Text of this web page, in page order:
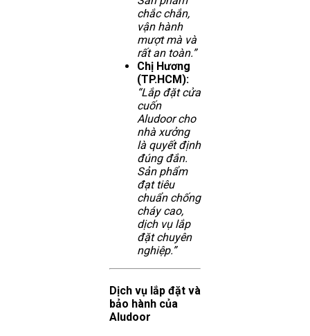
chắc chắn,
vận hành
mượt mà và
rất an toàn.”
Chị Hương
(TP.HCM):
“Lắp đặt cửa
cuốn
Aludoor cho
nhà xưởng
là quyết định
đúng đắn.
Sản phẩm
đạt tiêu
chuẩn chống
cháy cao,
dịch vụ lắp
đặt chuyên
nghiệp.”
Dịch vụ lắp đặt và
bảo hành của
Aludoor